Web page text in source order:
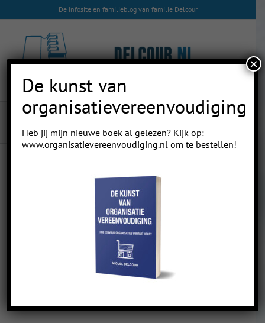
to
De infosite en familieblog van familie Delcour
karakters
Chinees bij de notaris
[This is password-protected.]
De kunst van
organisatievereenvoudiging
Heb jij mijn nieuwe boek al gelezen? Kijk op:
www.organisatievereenvoudiging.nl om te bestellen!
×